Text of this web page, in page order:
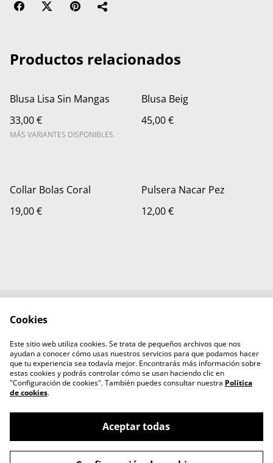
Productos relacionados
Blusa Lisa Sin Mangas
33,00 €
MÁS VARIANTES DISPONIBLES
Blusa Beig
45,00 €
Collar Bolas Coral
19,00 €
Pulsera Nacar Pez
12,00 €
Política de Privacidad
Política de cookies
Aviso legal
©2026mamihlatenerife
Cookies
Este sitio web utiliza cookies. Se trata de pequeños archivos que nos
ayudan a conocer cómo usas nuestros servicios para que podamos hacer
que tu experiencia sea todavía mejor. Encontrarás más información sobre
estas cookies y podrás controlar cómo se usan haciendo clic en
"Configuración de cookies". También puedes consultar nuestra Política
de cookies.
Aceptar todas